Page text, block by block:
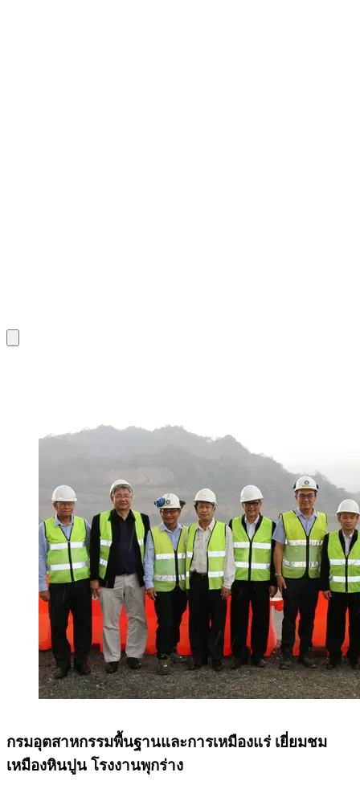
กรมอุตสาหกรรมพื้นฐานและการเหมืองแร่ เยี่ยมชม
เหมืองหินปูน โรงงานพุกร่าง